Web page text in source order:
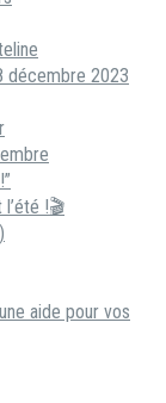
décembre 2023
!🎬
aide pour vos